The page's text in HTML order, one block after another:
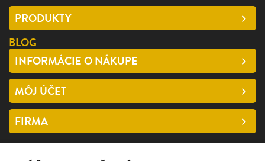
PRODUKTY
BLOG
INFORMÁCIE O NÁKUPE
MÔJ ÚČET
FIRMA